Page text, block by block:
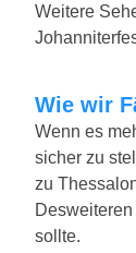
Weitere
Wie wir
Wenn es
sicher zu
zu
sollte.